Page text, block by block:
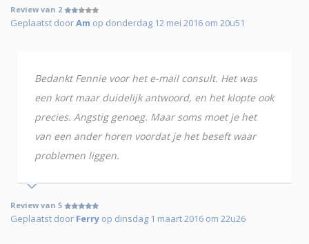
Review van 2
Geplaatst doorAm op donderdag 12 mei 2016 om 20u51
Bedankt Fennie voor het e-mail consult. Het was
een kort maar duidelijk antwoord, en het klopte ook
precies. Angstig genoeg. Maar soms moet je het
van een ander horen voordat je het beseft waar
problemen liggen.
Review van 5
Geplaatst door Ferry op dinsdag 1 maart 2016 om 22u26